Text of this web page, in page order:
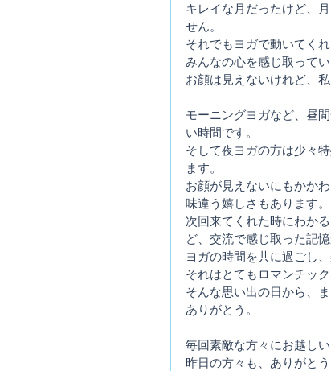
キレイな月だったけど、
せん。
それでもヨガで動いてく
みんなの心を感じ取ってい
お顔は見えないけれど、
モーニングヨガなど、昼
い時間です。
そして夜ヨガの方は少々
ます。
お顔が見えないにもかか
味違う嬉しさもあります。
次回来てくれた時にわか
ど、交流で感じ取った記
ヨガの時間を共に過ごし
それはとてもロマンチック
そんな思い出の日から、
ありがとう。
毎回素敵な方々にお越し
昨日の方々も、ありがとう